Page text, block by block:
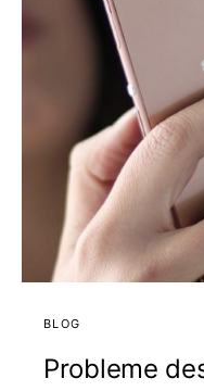
BLOG
Probleme